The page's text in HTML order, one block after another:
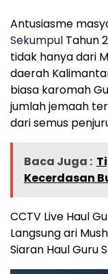
Antusiasme
Sekumpul Tahun
tidak hanya dari
daerah
biasa karomah
jumlah jemaah
dari semus
Baca Juga :
Kecerdasan
CCTV Live Haul
Langsung ari
Siaran Haul Guru